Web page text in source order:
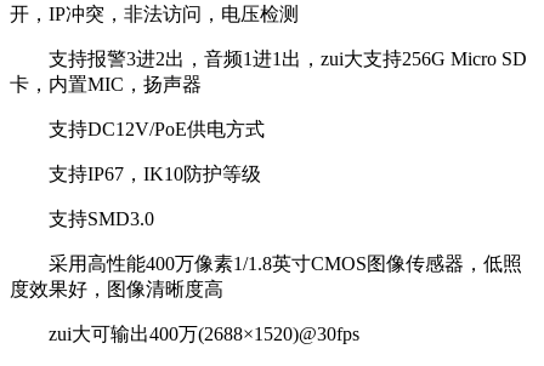
开，IP冲突，非法访问，电压检测
支持报警3进2出，音频1进1出，zui大支持256G Micro SD
卡，内置MIC，扬声器
支持DC12V/PoE供电方式
支持IP67，IK10防护等级
支持SMD3.0
采用高性能400万像素1/1.8英寸CMOS图像传感器，低照
度效果好，图像清晰度高
zui大可输出400万(2688×1520)@30fps